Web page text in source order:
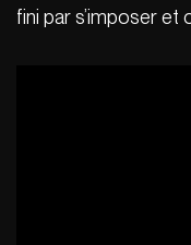
fini par s’imposer et